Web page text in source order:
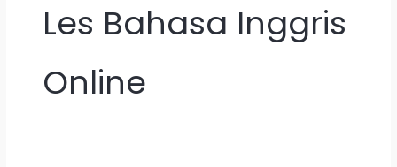
Les Bahasa Inggris
Online